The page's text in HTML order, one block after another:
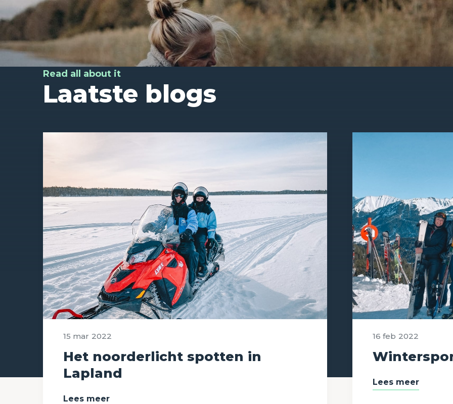
Read all about it
Laatste blogs
15 mar 2022
Het noorderlicht spotten in
Lapland
Lees meer
16 feb 2022
Lees meer